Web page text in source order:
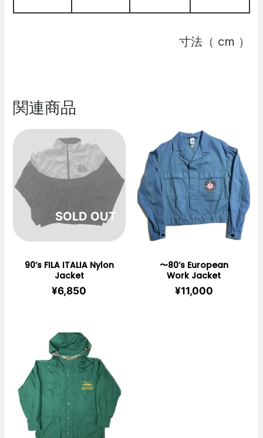
寸法（ cm ）
関連商品
在庫切れ
90’s FILA ITALIA Nylon
Jacket
¥6,850
〜80’s European
Work Jacket
¥11,000